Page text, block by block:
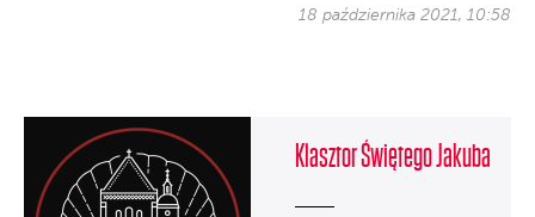
18 października 2021, 10:58
Klasztor Świętego Jakuba